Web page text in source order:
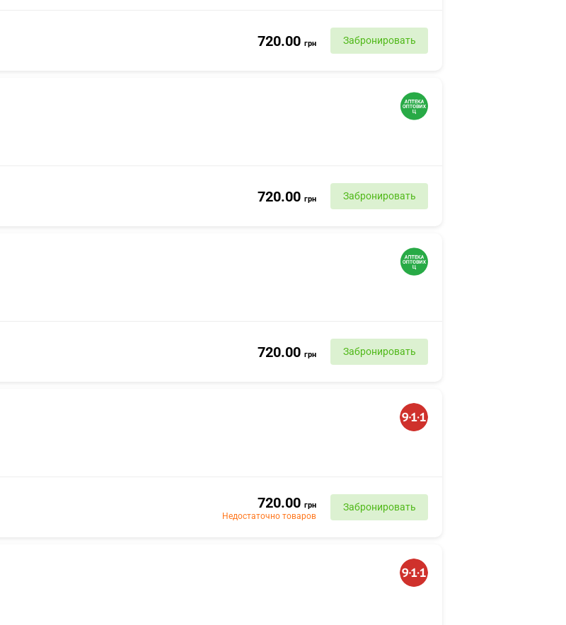
720.00 грн Забронировать
720.00 грн Забронировать
720.00 грн Забронировать
720.00 грн
Недостаточно товаров
Забронировать